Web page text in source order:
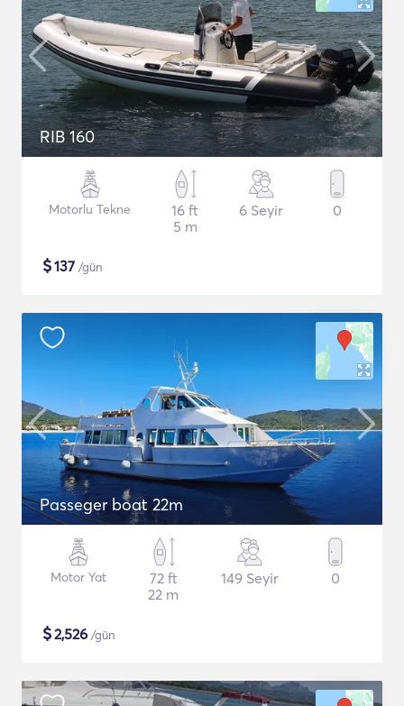
RIB 160
Motorlu Tekne
16 ft
5 m
6 Seyir 0
$137 /gün
Passeger boat 22m
Motor Yat
72 ft
22 m
149 Seyir 0
$2,526 /gün